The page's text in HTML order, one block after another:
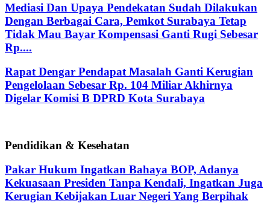
Mediasi Dan Upaya Pendekatan Sudah Dilakukan
Dengan Berbagai Cara, Pemkot Surabaya Tetap
Tidak Mau Bayar Kompensasi Ganti Rugi Sebesar
Rp....
Rapat Dengar Pendapat Masalah Ganti Kerugian
Pengelolaan Sebesar Rp. 104 Miliar Akhirnya
Digelar Komisi B DPRD Kota Surabaya
Pendidikan & Kesehatan
Pakar Hukum Ingatkan Bahaya BOP, Adanya
Kekuasaan Presiden Tanpa Kendali, Ingatkan Juga
Kerugian Kebijakan Luar Negeri Yang Berpihak